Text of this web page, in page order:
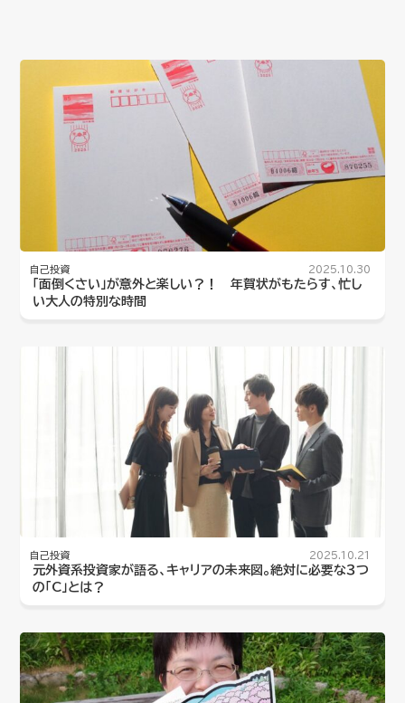
自己投資 2025.10.30
「面倒くさい」が意外と楽しい？！ 年賀状がもたらす、忙し
い大人の特別な時間
自己投資 2025.10.21
元外資系投資家が語る、キャリアの未来図。絶対に必要な３つ
の「C」とは？